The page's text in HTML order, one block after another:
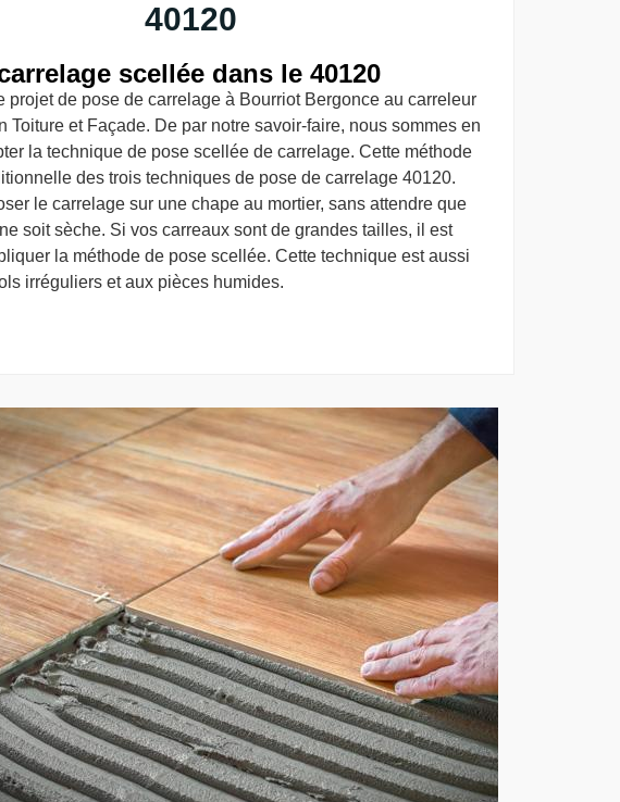
40120
scellée dans le 40120
projet de pose de carrelage à Bourriot Bergonce au carreleur
Toiture et Façade. De par notre savoir-faire, nous sommes en
la technique de pose scellée de carrelage. Cette méthode
des trois techniques de pose de carrelage 40120.
le carrelage sur une chape au mortier, sans attendre que
soit sèche. Si vos carreaux sont de grandes tailles, il est
la méthode de pose scellée. Cette technique est aussi
irréguliers et aux pièces humides.